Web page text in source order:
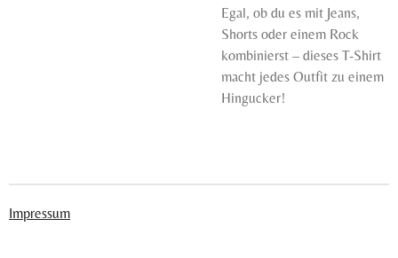
Egal, ob du es mit Jeans,
Shorts oder einem Rock
kombinierst – dieses T-Shirt
macht jedes Outfit zu einem
Hingucker!
Impressum